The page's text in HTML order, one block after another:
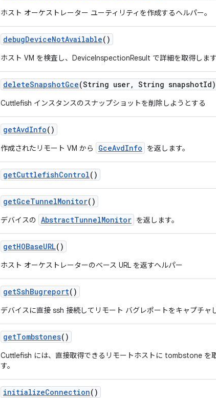
ホスト オーケストレーター ユーティリティを作成するヘルパー。
debugDeviceNotAvailable()
ホスト VM を検査し、DeviceInspectionResult で詳細を取得しま
deleteSnapshotGce(String user, String snapshotId)
Cuttlefish インスタンスのスナップショットを削除しようとする
getAvdInfo()
作成されたリモート VM から GceAvdInfo を返します。
getCuttlefishControl()
getGceTunnelMonitor()
デバイスの AbstractTunnelMonitor を返します。
getHOBaseURL()
ホスト オーケストレーターのベース URL を返すヘルパー
getSshBugreport()
デバイスに直接 ssh 接続してリモート バグレポートをキャプチャ
getTombstones()
Cuttlefish には、直接取得できるリモートホストに tombstone を
す。
initializeConnection()